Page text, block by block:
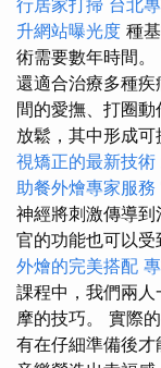
行居家打掃 台北
升網站曝光度 種
術需要數年時間。
還適合治療多種疾
間的愛撫、打圈
放鬆，其中形成可
視矯正的最新技術
助餐外燴專家服務
神經將刺激傳導
官的功能也可以受
外燴的完美搭配
課程中，我們兩
摩的技巧。 實際
有在仔細準備後